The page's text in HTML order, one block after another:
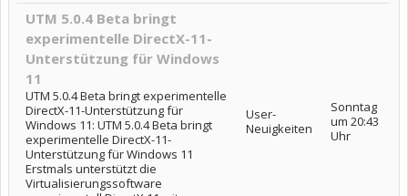
UTM 5.0.4 Beta bringt
experimentelle DirectX-11-
Unterstützung für Windows
11
UTM 5.0.4 Beta bringt experimentelle
DirectX-11-Unterstützung für
Windows 11: UTM 5.0.4 Beta bringt
experimentelle DirectX-11-
Unterstützung für Windows 11
Erstmals unterstützt die
Virtualisierungssoftware
User-
Neuigkeiten
Sonntag
um 20:43
Uhr